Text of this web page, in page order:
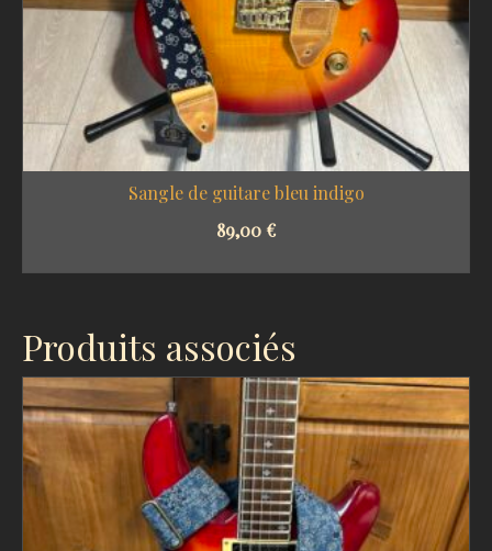
Sangle de guitare bleu indigo
89,00 €
Produits associés